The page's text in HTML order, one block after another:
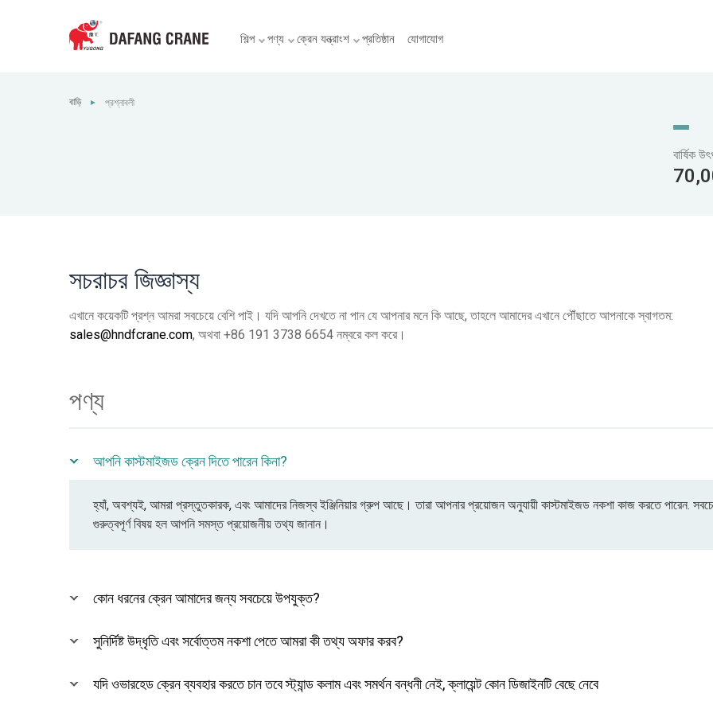
শিল্প পণ্য ক্রেন যন্ত্রাংশ প্রতিষ্ঠান যোগাযোগ
বাড়ি ► প্রশ্নাবলী
বার্ষিক
সচরাচর জিজ্ঞাস্য
এখানে কয়েকটি প্রশ্ন আমরা সবচেয়ে বেশি পাই। যদি আপনি দেখতে না পান যে আপনার মনে কি আছে, তাহলে আমাদের এখানে পৌঁছাতে আপনাকে স্বাগতম:
sales@hndfcrane.com, অথবা +86 191 3738 6654 নম্বরে কল করে।
পণ্য
আপনি কাস্টমাইজড ক্রেন দিতে পারেন কিনা?
হ্যাঁ, অবশ্যই, আমরা প্রস্তুতকারক, এবং আমাদের নিজস্ব ইঞ্জিনিয়ার গ্রুপ আছে। তারা আপনার প্রয়োজন অনুযায়ী কাস্টমাইজড নকশা কাজ করতে পারেন.
গুরুত্বপূর্ণ বিষয় হল আপনি সমস্ত প্রয়োজনীয় তথ্য জানান।
কোন ধরনের ক্রেন আমাদের জন্য সবচেয়ে উপযুক্ত?
সুনির্দিষ্ট উদ্ধৃতি এবং সর্বোত্তম নকশা পেতে আমরা কী তথ্য অফার করব?
যদি ওভারহেড ক্রেন ব্যবহার করতে চান তবে স্ট্যান্ড কলাম এবং সমর্থন বন্ধনী নেই, ক্লায়েন্ট কোন ডিজাইনটি বেছে নেবে